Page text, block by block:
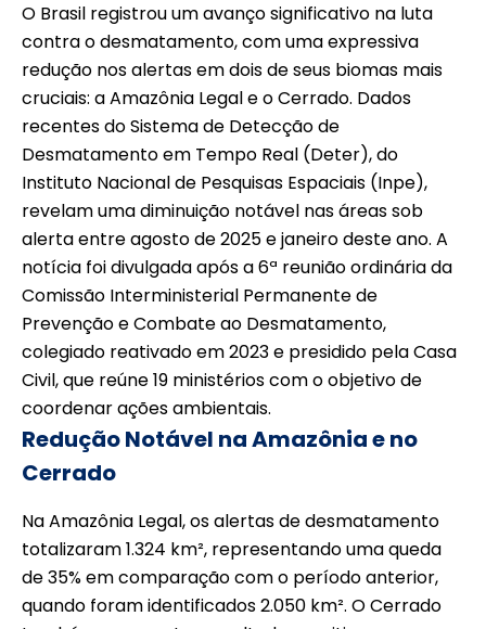
O Brasil registrou um avanço significativo na luta
contra o desmatamento, com uma expressiva
redução nos alertas em dois de seus biomas mais
cruciais: a Amazônia Legal e o Cerrado. Dados
recentes do Sistema de Detecção de
Desmatamento em Tempo Real (Deter), do
Instituto Nacional de Pesquisas Espaciais (Inpe),
revelam uma diminuição notável nas áreas sob
alerta entre agosto de 2025 e janeiro deste ano. A
notícia foi divulgada após a 6ª reunião ordinária da
Comissão Interministerial Permanente de
Prevenção e Combate ao Desmatamento,
colegiado reativado em 2023 e presidido pela Casa
Civil, que reúne 19 ministérios com o objetivo de
coordenar ações ambientais.
Redução Notável na Amazônia e no
Cerrado
Na Amazônia Legal, os alertas de desmatamento
totalizaram 1.324 km², representando uma queda
de 35% em comparação com o período anterior,
quando foram identificados 2.050 km². O Cerrado